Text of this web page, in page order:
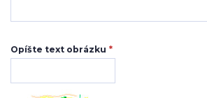
Opíšte text obrázku *